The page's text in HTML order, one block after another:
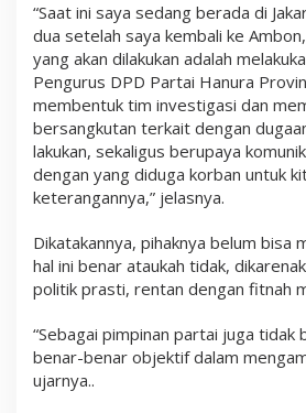
“Saat ini saya sedang berada di
dua setelah saya kembali ke
yang akan dilakukan adalah
Pengurus DPD Partai Hanura
membentuk tim investigasi dan
bersangkutan terkait dengan
lakukan, sekaligus berupaya
dengan yang diduga korban untuk
keterangannya,” jelasnya.
Dikatakannya, pihaknya belum bisa
hal ini benar ataukah tidak,
politik prasti, rentan dengan fitnah
“Sebagai pimpinan partai juga tidak
benar-benar objektif dalam
ujarnya..